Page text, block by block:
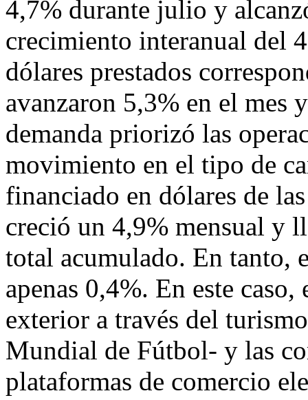
4,7% durante julio y
crecimiento interanual del
dólares prestados
avanzaron 5,3% en el mes
demanda priorizó las
movimiento en el tipo de
financiado en dólares de
creció un 4,9% mensual y
total acumulado. En tanto,
apenas 0,4%. En este
exterior a través del
Mundial de Fútbol- y las
plataformas de comercio